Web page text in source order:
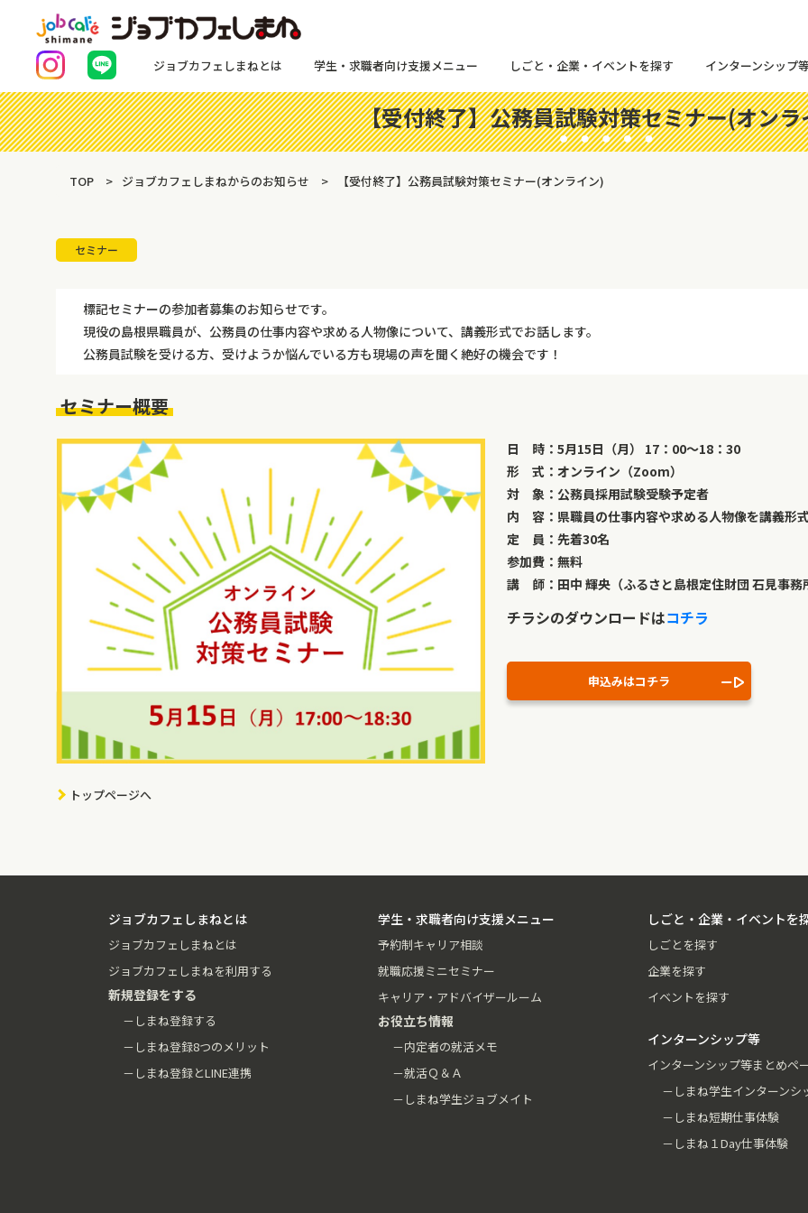
ジョブカフェしまねとは 学生・求職者向け支援メニュー しごと・企業・イベントを探す インターンシップ
【受付終了】公務員試験対策セミナー(オン
TOP ジョブカフェしまねからのお知らせ 【受付終了】公務員試験対策セミナー(オンライン)
セミナー
標記セミナーの参加者募集のお知らせです。
現役の島根県職員が、公務員の仕事内容や求める人物像について、講義形式でお話します。
公務員試験を受ける方、受けようか悩んでいる方も現場の声を聞く絶好の機会です！
セミナー概要
日 時：5月15日（月） 17：00～18：30
形 式：オンライン（Zoom）
対 象：公務員採用試験受験予定者
内 容：県職員の仕事内容や求める人物像を講義形式
定 員：先着30名
参加費：無料
講 師：田中 輝央（ふるさと島根定住財団 石見事務
チラシのダウンロードはコチラ
申込みはコチラ
トップページへ
ジョブカフェしまねとは
ジョブカフェしまねとは
ジョブカフェしまねを利用する
新規登録をする
－しまね登録する
－しまね登録8つのメリット
－しまね登録とLINE連携
学生・求職者向け支援メニュー
予約制キャリア相談
就職応援ミニセミナー
キャリア・アドバイザールーム
お役立ち情報
－内定者の就活メモ
－就活Ｑ＆Ａ
－しまね学生ジョブメイト
しごと・企業・イベントを
しごとを探す
企業を探す
イベントを探す
インターンシップ等
インターンシップ等まとめペ
－しまね学生インターンシ
－しまね短期仕事体験
－しまね１Day仕事体験